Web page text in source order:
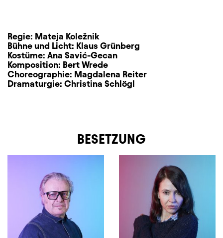
Regie: Mateja Koležnik
Bühne und Licht: Klaus Grünberg
Kostüme: Ana Savić-Gecan
Komposition: Bert Wrede
Choreographie: Magdalena Reiter
Dramaturgie: Christina Schlögl
BESETZUNG